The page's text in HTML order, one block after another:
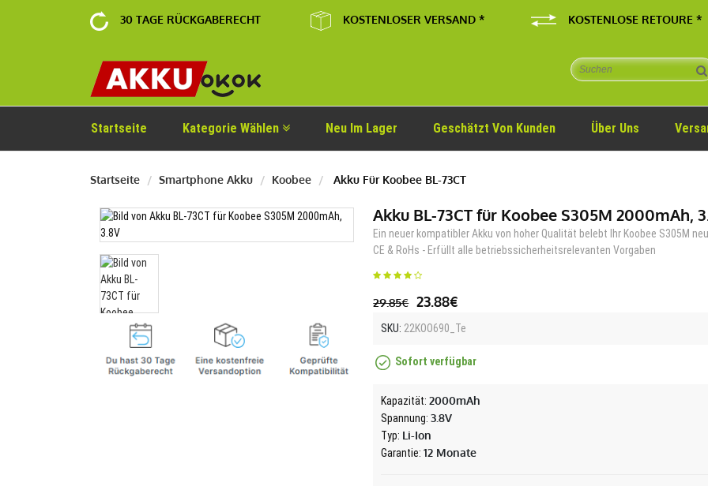
30 TAGE RÜCKGABERECHT KOSTENLOSER VERSAND * KOSTENLOSE RETOURE *
Startseite Kategorie Wählen Neu Im Lager Geschätzt Von Kunden Über Uns
Startseite Smartphone Akku Koobee Akku Für Koobee BL-73CT
Akku BL-73CT für Koobee S305M 2000mAh,
Ein neuer kompatibler Akku von hoher Qualität belebt Ihr Koobee S305M
CE & RoHs - Erfüllt alle betriebssicherheitsrelevanten Vorgaben
29.85€ 23.88€
SKU: 22KOO690_Te
Sofort verfügbar
Kapazität:2000mAh
Spannung:3.8V
Typ: Li-Ion
Garantie:12 Monate